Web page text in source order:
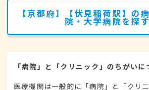
【京都府】【伏見稲荷駅】の
院・大学病院を探す
「病院」と「クリニック」のちがいに
医療機関は一般的に「病院」と「クリニ